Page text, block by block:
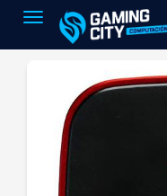
Toggle navigation